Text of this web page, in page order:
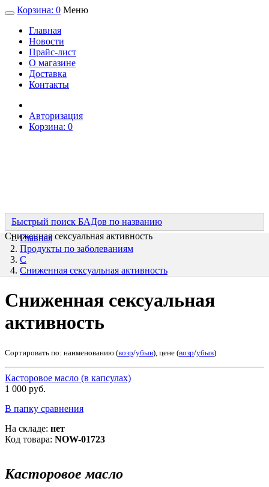
Корзина: 0 Меню
Главная
Новости
Прайс-лист
О магазине
Доставка
Контакты
Авторизация
Корзина: 0
Быстрый поиск БАДов по названию
Сниженная сексуальная активность
Главная
Продукты по заболеваниям
С
Сниженная сексуальная активность
Сниженная сексуальная
активность
Сортировать по: наименованию (возр/убыв), цене (возр/убыв)
Касторовое масло (в капсулах)
1 000 руб.
В папку сравнения
На складе: нет
Код товара: NOW-01723
Касторовое масло